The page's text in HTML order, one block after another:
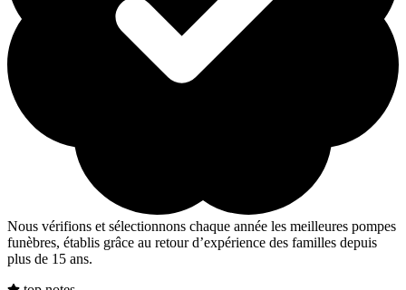
Nous vérifions et sélectionnons chaque année les meilleures pompes
funèbres, établis grâce au retour d’expérience des familles depuis
plus de 15 ans.